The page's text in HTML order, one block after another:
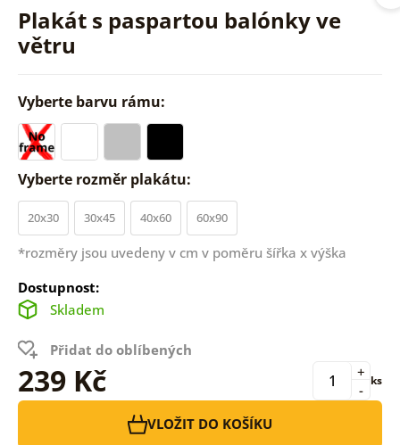
Plakát s paspartou balónky ve
větru
Vyberte barvu rámu:
Vyberte rozměr plakátu:
20x30 30x45 40x60 60x90
*rozměry jsou uvedeny v cm v poměru šířka x výška
Dostupnost:
Skladem
Přidat do oblíbených
239 Kč -
+ ks
VLOŽIT DO KOŠÍKU